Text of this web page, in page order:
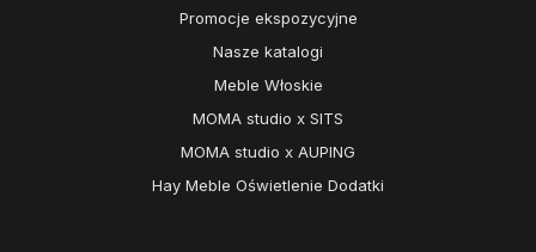
Promocje ekspozycyjne
Nasze katalogi
Meble Włoskie
MOMA studio x SITS
MOMA studio x AUPING
Hay Meble Oświetlenie Dodatki